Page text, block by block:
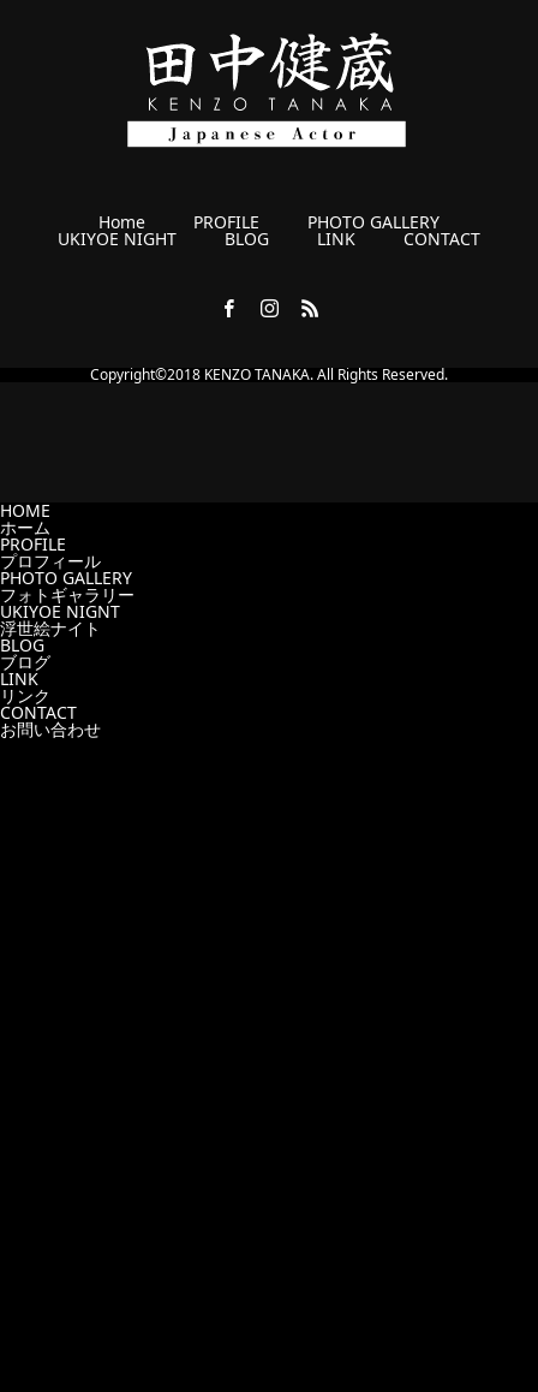
Home PROFILE PHOTO GALLERY
UKIYOE NIGHT BLOG LINK CONTACT
Copyright©2018 KENZO TANAKA. All Rights Reserved.
HOME
ホーム
PROFILE
プロフィール
PHOTO GALLERY
フォトギャラリー
UKIYOE NIGNT
浮世絵ナイト
BLOG
ブログ
LINK
リンク
CONTACT
お問い合わせ